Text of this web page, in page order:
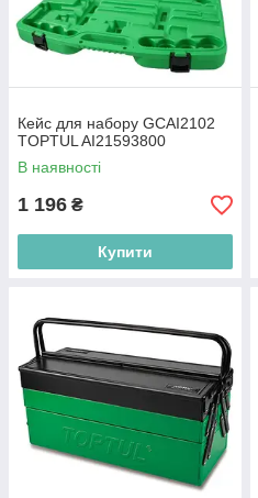
Кейс для набору GCAI2102
TOPTUL AI21593800
В наявності
1 196 ₴
Купити